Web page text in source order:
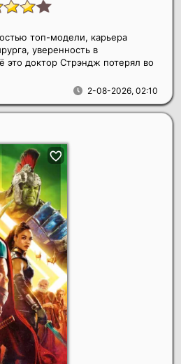
2-08-2026, 02:10
топ-модели, карьера
уверенность в
это доктор Стрэндж потерял во